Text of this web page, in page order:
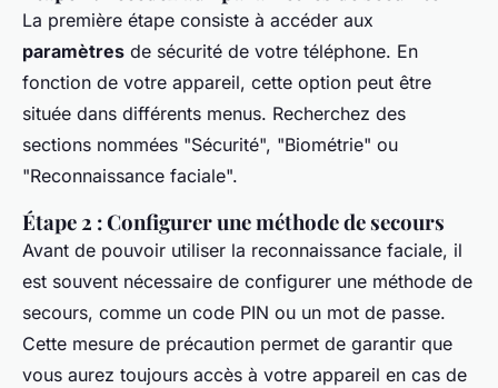
La première étape consiste à accéder aux
paramètres de sécurité de votre téléphone. En
fonction de votre appareil, cette option peut être
située dans différents menus. Recherchez des
sections nommées "Sécurité", "Biométrie" ou
"Reconnaissance faciale".
Étape 2 : Configurer une méthode de secours
Avant de pouvoir utiliser la reconnaissance faciale, il
est souvent nécessaire de configurer une méthode de
secours, comme un code PIN ou un mot de passe.
Cette mesure de précaution permet de garantir que
vous aurez toujours accès à votre appareil en cas de